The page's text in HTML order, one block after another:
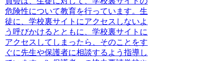
危険性について教育を行っています。生
徒に、学校裏サイトにアクセスしないよ
う呼びかけるとともに、学校裏サイトに
アクセスしてしまったら、そのことをす
ぐに先生や保護者に相談するよう指導し